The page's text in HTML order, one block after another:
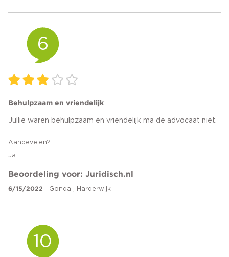
6
Behulpzaam en vriendelijk
Jullie waren behulpzaam en vriendelijk ma de advocaat niet.
Aanbevelen?
Ja
Beoordeling voor: Juridisch.nl
6/15/2022 Gonda , Harderwijk
10